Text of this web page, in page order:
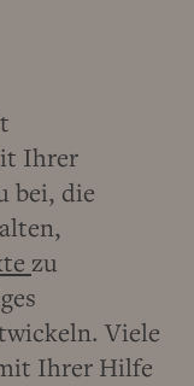
Ihrer
bei, die
zu
Viele
Ihrer Hilfe